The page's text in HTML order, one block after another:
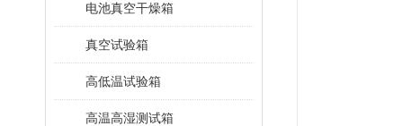
电池真空干燥箱
真空试验箱
高低温试验箱
高温高湿测试箱